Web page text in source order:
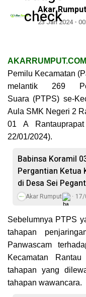
Akar Rumput
23 Jan 2024 -
Pemilu Kecamatan
melantik 269
Suara (PTPS) se-
Aula SMK Negeri 2
01 A
22/01/2024).
Babinsa Koramil
Pergantian Ketua
di Desa Sei
Akar Rumput
Sebelumnya PTPS
tahapan
Panwascam
Kecamatan
tahapan yang
tahapan wawancara.